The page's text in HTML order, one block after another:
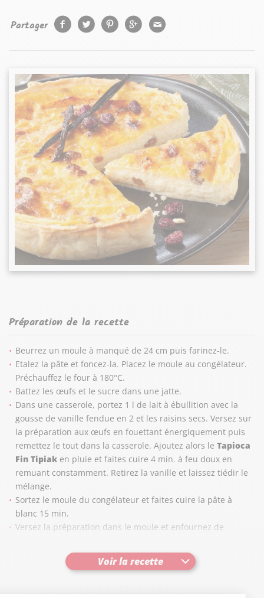
Partager
Préparation de la recette
Beurrez un moule à manqué de 24 cm puis farinez-le.
Etalez la pâte et foncez-la. Placez le moule au congélateur.
Préchauffez le four à 180°C.
Battez les œufs et le sucre dans une jatte.
Dans une casserole, portez 1 l de lait à ébullition avec la
gousse de vanille fendue en 2 et les raisins secs. Versez sur
la préparation aux œufs en fouettant énergiquement puis
remettez le tout dans la casserole. Ajoutez alors leTapioca
Fin Tipiak en pluie et faites cuire 4 min. à feu doux en
remuant constamment. Retirez la vanille et laissez tiédir le
mélange.
Sortez le moule du congélateur et faites cuire la pâte à
blanc 15 min.
Versez la préparation dans le moule et enfournez de
Sortez le flan du four et laissez-le refroidir avant de le
Voir la recette